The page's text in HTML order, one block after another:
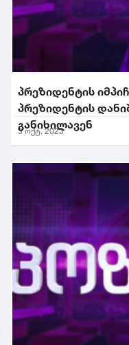
პრეზიდენტის
პრეზიდენტის
განიხილავენ
3 ოქტ. 2023